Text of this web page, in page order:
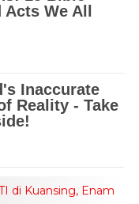
di Kuansing, Enam